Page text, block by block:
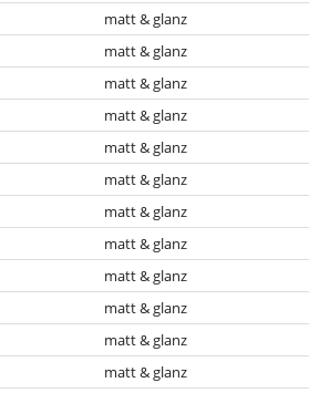
matt & glanz
matt & glanz
matt & glanz
matt & glanz
matt & glanz
matt & glanz
matt & glanz
matt & glanz
matt & glanz
matt & glanz
matt & glanz
matt & glanz